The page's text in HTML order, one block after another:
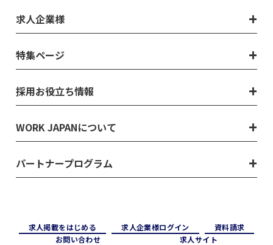
求人企業様
特集ページ
採用お役立ち情報
WORK JAPANについて
パートナープログラム
求⼈掲載をはじめる 求⼈企業様ログイン
資料請求
お問い合わせ
求⼈サイト